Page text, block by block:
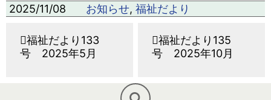
2025/11/08 お知らせ, 福祉だより
福祉だより133
号 2025年5月
福祉だより135
号 2025年10月